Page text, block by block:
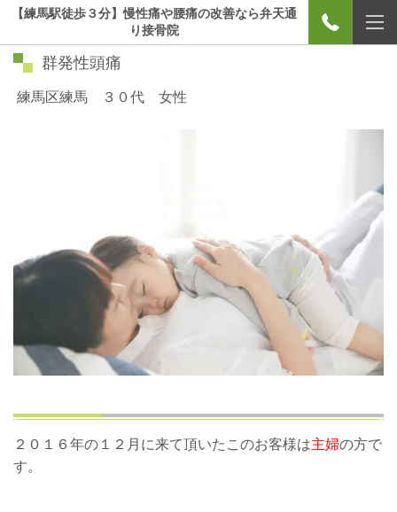
【練馬駅徒歩３分】慢性痛や腰痛の改善なら弁天通
り接骨院
群発性頭痛
練馬区練馬 ３０代 女性
２０１６年の１２月に来て頂いたこのお客様は主婦の方で
す。